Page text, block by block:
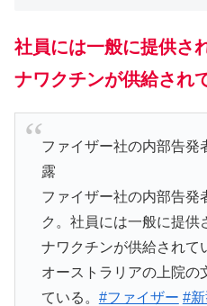
社員には一般に提供さ
ナワクチンが供給され
ファイザー社の内部告発
露
ファイザー社の内部告発
ク。社員には一般に提供
ナワクチンが供給されて
オーストラリアの上院の
ている。 #ファイザー #